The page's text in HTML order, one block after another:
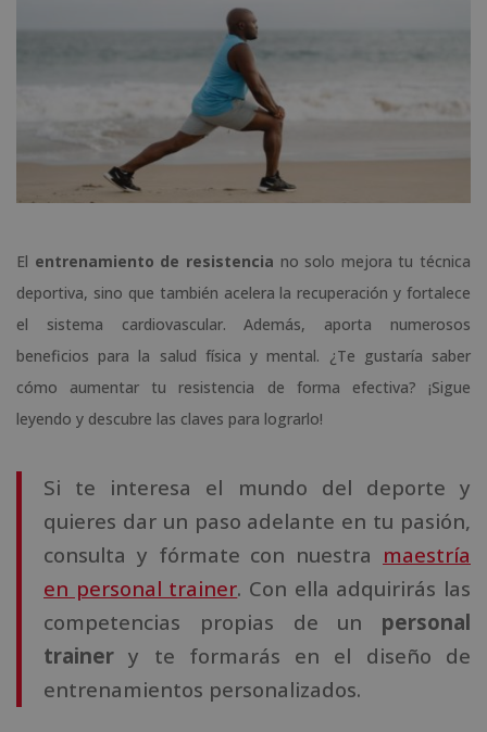
El entrenamiento de resistencia no solo mejora tu técnica
deportiva, sino que también acelera la recuperación y fortalece
el sistema cardiovascular. Además, aporta numerosos
beneficios para la salud física y mental. ¿Te gustaría saber
cómo aumentar tu resistencia de forma efectiva? ¡Sigue
leyendo y descubre las claves para lograrlo!
Si te interesa el mundo del deporte y
quieres dar un paso adelante en tu pasión,
consulta y fórmate con nuestra maestría
en personal trainer. Con ella adquirirás las
competencias propias de un personal
trainer y te formarás en el diseño de
entrenamientos personalizados.